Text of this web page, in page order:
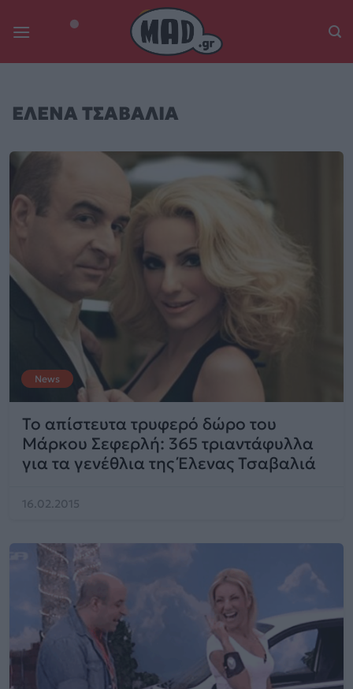
ΕΛΕΝΑ ΤΣΑΒΑΛΙΑ
News
Το απίστευτα τρυφερό δώρο του
Μάρκου Σεφερλή: 365 τριαντάφυλλα
για τα γενέθλια της Έλενας Τσαβαλιά
16.02.2015